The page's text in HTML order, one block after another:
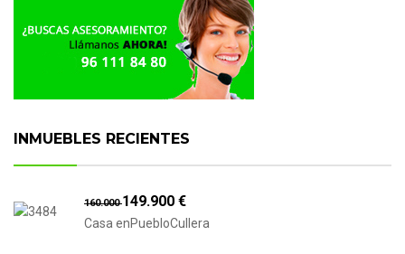
INMUEBLES RECIENTES
160.000149.900 €
Casa enPuebloCullera